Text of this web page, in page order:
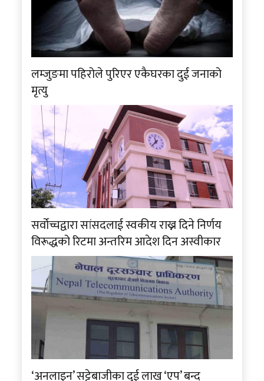
लम्जुङमा पहिरोले पुरिएर एकैघरका दुई जनाको
मृत्यु
सर्वोच्चद्वारा सांसदलाई स्वकीय राख्न दिने निर्णय
विरूद्धको रिटमा अन्तरिम आदेश दिन अस्वीकार
‘अनलाइन’ सट्टेबाजीका दुई लाख ‘एप’ बन्द